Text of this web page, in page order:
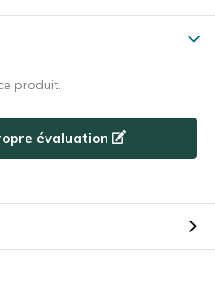
produit.
évaluation